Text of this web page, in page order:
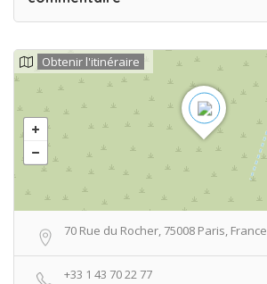
Obtenir l'itinéraire
70 Rue du Rocher, 75008 Paris, France
+33 1 43 70 22 77